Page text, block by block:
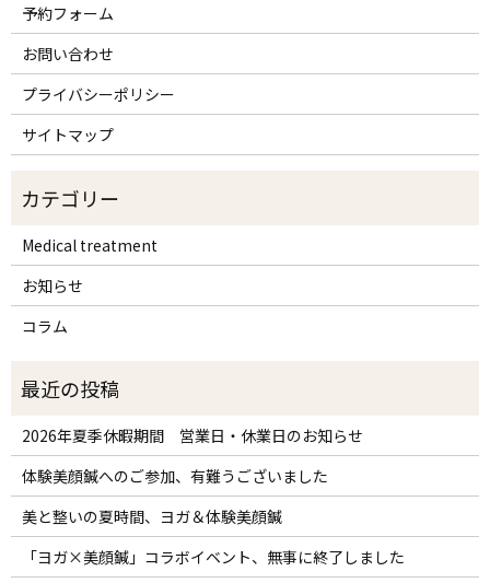
予約フォーム
お問い合わせ
プライバシーポリシー
サイトマップ
Medical treatment
お知らせ
コラム
2026年夏季休暇期間 営業日・休業日のお知らせ
体験美顔鍼へのご参加、有難うございました
美と整いの夏時間、ヨガ＆体験美顔鍼
「ヨガ×美顔鍼」コラボイベント、無事に終了しました